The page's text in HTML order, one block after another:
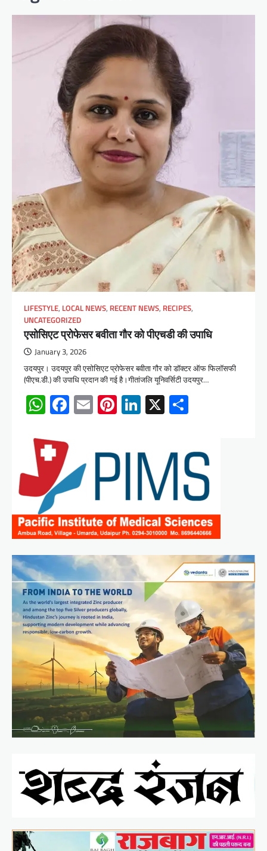
LIFESTYLE, LOCAL NEWS, RECENT NEWS, RECIPES,
UNCATEGORIZED
एसोसिएट प्रोफेसर बवीता गौर को पीएचडी की उपाधि
January 3, 2026
उदयपुर। उदयपुर की एसोसिएट प्रोफेसर बवीता गौर को डॉक्टर ऑफ फिलॉसफी
(पीएच.डी.) की उपाधि प्रदान की गई है।गीतांजलि यूनिवर्सिटी उदयपुर…
WhatsApp
Facebook
EmailPinterest
LinkedIn
X